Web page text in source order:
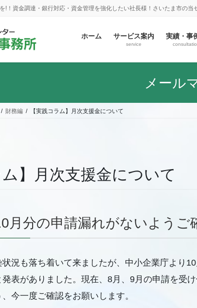
!！資金調達・銀行対応・資金管理を強化したい社長様！さいたま市の当
ホーム サービス案内
service
実績・事
メール
財務編 【実践コラム】月次支援金について
ム】月次支援金について
月分の申請漏れがないようご
況も落ち着いて来ましたが、中小企業庁より
表がありました。現在、8月、9月の申請を受け
今一度ご確認をお願いします。